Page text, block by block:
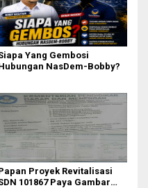
Yang Gembosi
NasDem-Bobby?
Proyek Revitalisasi
101867 Paya Gambar